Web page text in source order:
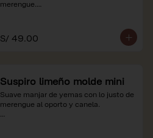
merengue.
soles e incluyen impuestos de ley y
recargo al consumo.
S/ 49.00
Suspiro limeño molde mini
Suave manjar de yemas con lo justo de
merengue al oporto y canela.